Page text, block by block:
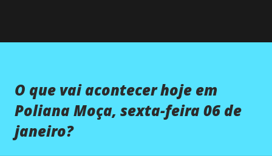
O que vai acontecer hoje em
Poliana Moça, sexta-feira 06 de
janeiro?